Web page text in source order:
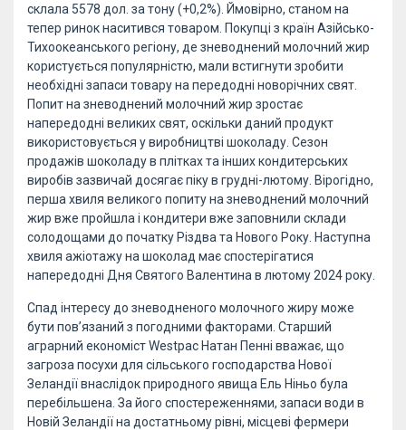
склала 5578 дол. за тону (+0,2%). Ймовірно, станом на
тепер ринок наситився товаром. Покупці з країн Азійсько-
Тихоокеанського регіону, де зневоднений молочний жир
користується популярністю, мали встигнути зробити
необхідні запаси товару на передодні новорічних свят.
Попит на зневоднений молочний жир зростає
напередодні великих свят, оскільки даний продукт
використовується у виробництві шоколаду. Сезон
продажів шоколаду в плітках та інших кондитерських
виробів зазвичай досягає піку в грудні-лютому. Вірогідно,
перша хвиля великого попиту на зневоднений молочний
жир вже пройшла і кондитери вже заповнили склади
солодощами до початку Різдва та Нового Року. Наступна
хвиля ажіотажу на шоколад має спостерігатися
напередодні Дня Святого Валентина в лютому 2024 року.
Спад інтересу до зневодненого молочного жиру може
бути пов’язаний з погодними факторами. Старший
аграрний економіст Westpac Натан Пенні вважає, що
загроза посухи для сільського господарства Нової
Зеландії внаслідок природного явища Ель Ніньо була
перебільшена. За його спостереженнями, запаси води в
Новій Зеландії на достатньому рівні, місцеві фермери